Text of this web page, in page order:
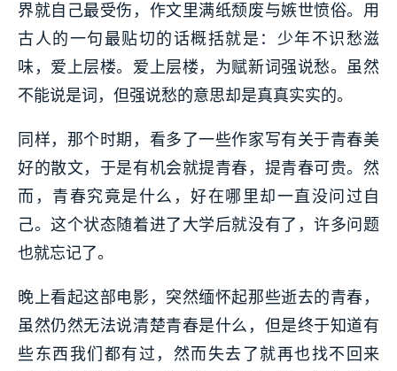
界就自己最受伤，作文里满纸颓废与嫉世愤俗。用
古人的一句最贴切的话概括就是：少年不识愁滋
味，爱上层楼。爱上层楼，为赋新词强说愁。虽然
不能说是词，但强说愁的意思却是真真实实的。
同样，那个时期，看多了一些作家写有关于青春美
好的散文，于是有机会就提青春，提青春可贵。然
而，青春究竟是什么，好在哪里却一直没问过自
己。这个状态随着进了大学后就没有了，许多问题
也就忘记了。
晚上看起这部电影，突然缅怀起那些逝去的青春，
虽然仍然无法说清楚青春是什么，但是终于知道有
些东西我们都有过，然而失去了就再也找不回来